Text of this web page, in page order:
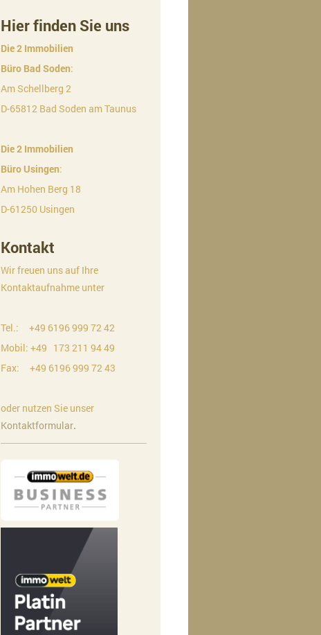
Hier finden Sie uns
Die 2 Immobilien
Büro Bad Soden:
Am Schellberg 2
D-65812 Bad Soden am Taunus
Die 2 Immobilien
Büro Usingen:
Am Hohen Berg 18
D-61250 Usingen
Kontakt
Wir freuen uns auf Ihre
Kontaktaufnahme unter
Tel.: +49 6196 999 72 42
Mobil: +49 173 211 94 49
Fax: +49 6196 999 72 43
oder nutzen Sie unser
Kontaktformular.